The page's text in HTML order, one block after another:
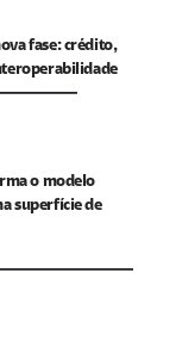
fase: crédito,
o modelo
superfície de